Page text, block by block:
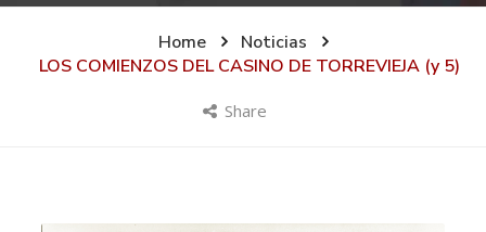
Home
Noticias
LOS COMIENZOS DEL CASINO DE TORREVIEJA (y 5)
Share